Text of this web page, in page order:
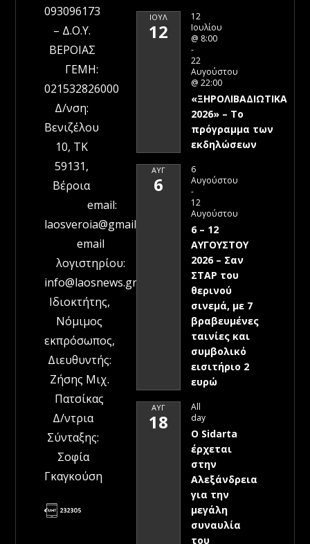
093096173
– Δ.Ο.Υ.
ΒΕΡΟΙΑΣ
ΓΕΜΗ:
021532826000
Δ/νση:
Βενιζέλου
10, ΤΚ
59131,
Βέροια
email:
laosveroia@gmail.com
email
λογιστηρίου:
info@laosnews.gr
Ιδιοκτήτης,
Νόμιμος
εκπρόσωπος,
Διευθυντής:
Ζήσης Μιχ.
Πατσίκας
Δ/ντρια
Σύνταξης:
Σοφία
Γκαγκούση
ΙΟΎΛ
12
12
Ιουλίου
@ 8:00
-
22
Αυγούστου
@ 22:00
«ΞΗΡΟΛΙΒΑΔΙΩΤΙΚΑ
2026» – To
πρόγραμμα των
εκδηλώσεων
ΑΥΓ
6
6
Αυγούστου
-
12
Αυγούστου
6 – 12
ΑΥΓΟΥΣΤΟΥ
2026 – Σαν
ΣΤΑΡ του
θερινού
σινεμά, με 7
βραβευμένες
ταινίες και
συμβολικό
εισιτήριο 2
ευρώ
ΑΥΓ
18
All
day
Ο Sidarta
έρχεται
στην
Αλεξάνδρεια
για την
μεγάλη
συναυλία
του